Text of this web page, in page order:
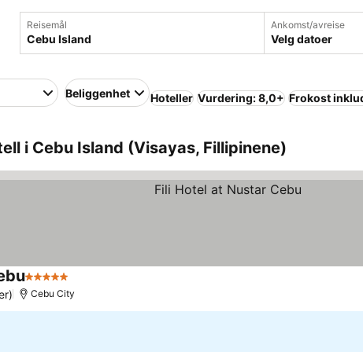
Reisemål Ankomst/avreise
Velg datoer
Beliggenhet Hoteller Vurdering: 8,0+ Frokost
i Cebu Island (Visayas, Fillipinene)
5 Stjerner
Cebu City